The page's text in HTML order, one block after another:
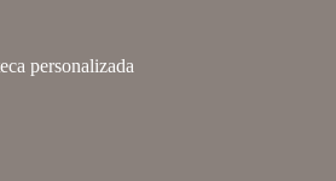
personalizada